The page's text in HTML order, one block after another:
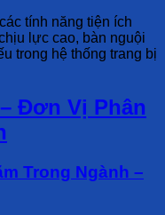
tính năng tiện ích
lực cao, bàn nguội
trong hệ thống trang bị
Đơn Vị Phân
Trong Ngành –